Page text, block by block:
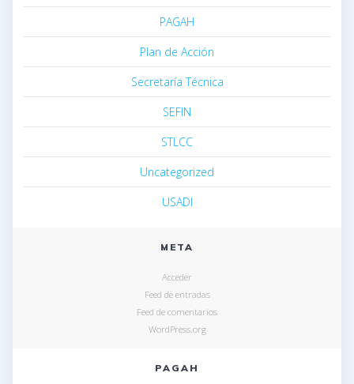
PAGAH
Plan de Acción
Secretaría Técnica
SEFIN
STLCC
Uncategorized
USADI
META
Acceder
Feed de entradas
Feed de comentarios
WordPress.org
PAGAH